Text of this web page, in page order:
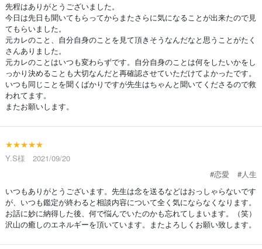
先程はありがとうございました。
今日は先日も聞いてもらってからまたさらに気になることが出来たので見
てもらいました。
元カレのこと、自分自身のことを見て頂きそうなんだなと思うことがたく
さんありました。
元カレのことはいつも変わらずです。自分自身のことは何をしたいかをし
っかり決めることも大切なんだと再確認させていただけてよかったです。
いつも同じことを聞くばかりですが先生はちゃんと聞いてくださるので救
われてます。
またお願いします。
★★★★★
Y.S様 2021/09/20
#恋愛
#人生
いつもありがとうございます。先生は念を送るなどはおっしゃらないです
が、いつも鑑定が終わると相談内容について全く気にならなくなります。
お話に妙に納得した後、何で悩んでいたのかも忘れてしまいます。（笑）
沢山の癒しのエネルギーを頂いています。またよろしくお願い致します。